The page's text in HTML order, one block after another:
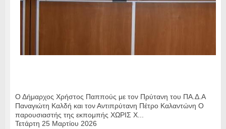
Ο Δήμαρχος Χρήστος Παππούς με τον Πρύτανη του ΠΑ.Δ.Α
Παναγιώτη Καλδή και τον Αντιπρύτανη Πέτρο Καλαντώνη Ο
παρουσιαστής της εκπομπής ΧΩΡΙΣ Χ...
Τετάρτη 25 Μαρτίου 2026